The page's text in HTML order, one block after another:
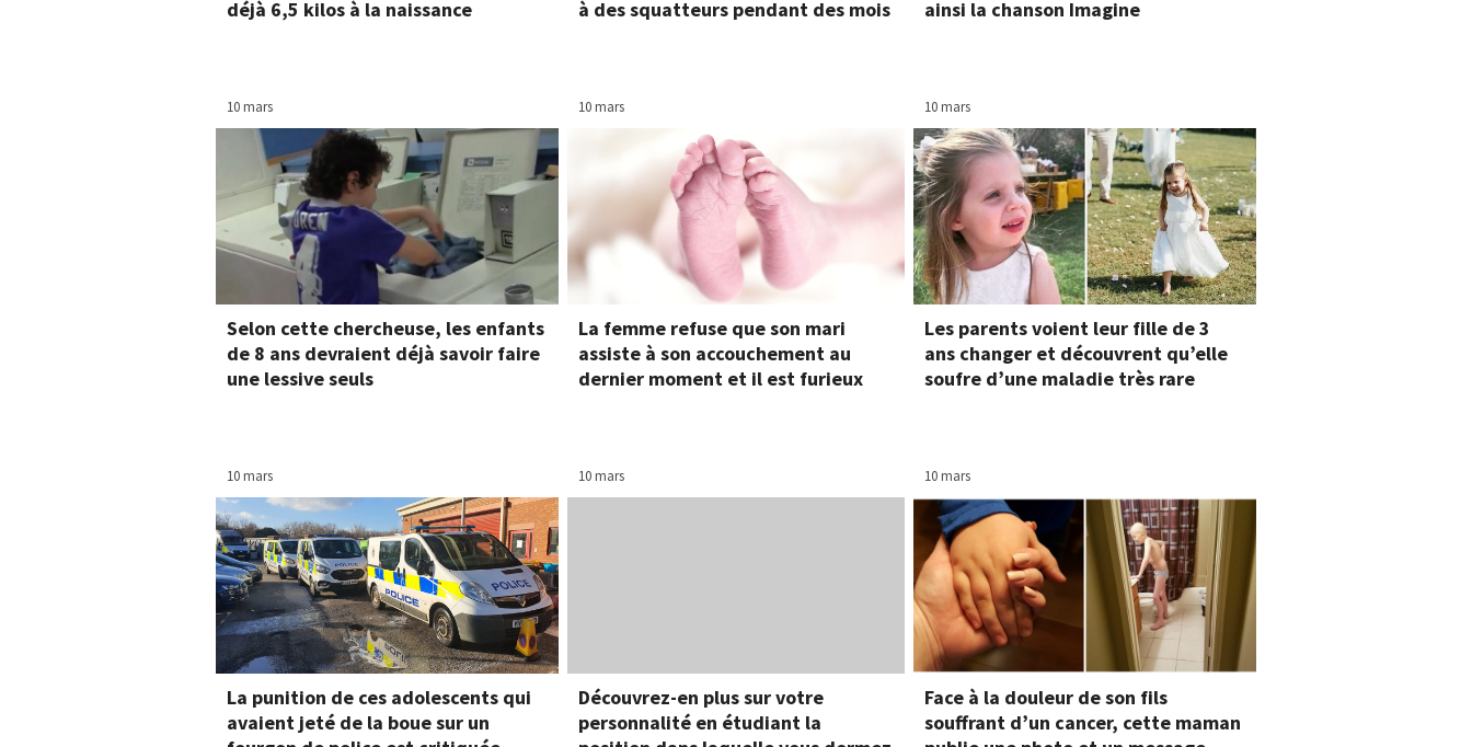
déjà 6,5 kilos à la naissance
10 mars
à des squatteurs pendant des mois
10 mars
ainsi la chanson Imagine
10 mars
Selon cette chercheuse, les enfants
de 8 ans devraient déjà savoir faire
une lessive seuls
10 mars
La femme refuse que son mari
assiste à son accouchement au
dernier moment et il est furieux
10 mars
Les parents voient leur fille de 3
ans changer et découvrent qu’elle
soufre d’une maladie très rare
10 mars
La punition de ces adolescents qui
avaient jeté de la boue sur un
Découvrez-en plus sur votre
personnalité en étudiant la
Face à la douleur de son fils
souffrant d’un cancer, cette maman